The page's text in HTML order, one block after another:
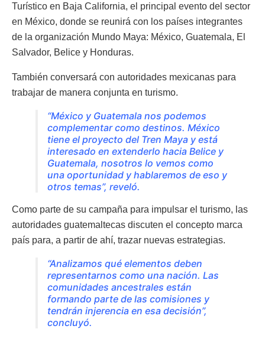
Turístico en Baja California, el principal evento del sector
en México, donde se reunirá con los países integrantes
de la organización Mundo Maya: México, Guatemala, El
Salvador, Belice y Honduras.
También conversará con autoridades mexicanas para
trabajar de manera conjunta en turismo.
“México y Guatemala nos podemos
complementar como destinos. México
tiene el proyecto del Tren Maya y está
interesado en extenderlo hacia Belice y
Guatemala, nosotros lo vemos como
una oportunidad y hablaremos de eso y
otros temas”, reveló.
Como parte de su campaña para impulsar el turismo, las
autoridades guatemaltecas discuten el concepto marca
país para, a partir de ahí, trazar nuevas estrategias.
“Analizamos qué elementos deben
representarnos como una nación. Las
comunidades ancestrales están
formando parte de las comisiones y
tendrán injerencia en esa decisión”,
concluyó.